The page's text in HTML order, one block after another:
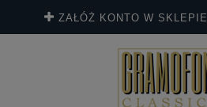
ZAŁÓŻ KONTO W SKLEPIE